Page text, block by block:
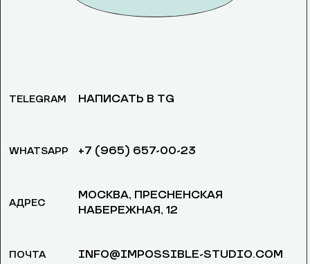
TELEGRAM
WHATSAPP
АДРЕС
ПОЧТА
НАПИСАТЬ В TG
+7 (965) 657-00-23
МОСКВА, ​ПРЕСНЕНСКАЯ
НАБЕРЕЖНАЯ, 12
INFO@IMPOSSIBLE-STUDIO.COM